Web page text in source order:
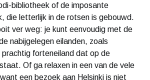
bibliotheek of de imposante
die letterlijk in de rotsen is gebouwd.
ver weg: je kunt eenvoudig met de
nabijgelegen eilanden, zoals
prachtig forteneiland dat op de
Of ga relaxen in een van de vele
een bezoek aan Helsinki is niet